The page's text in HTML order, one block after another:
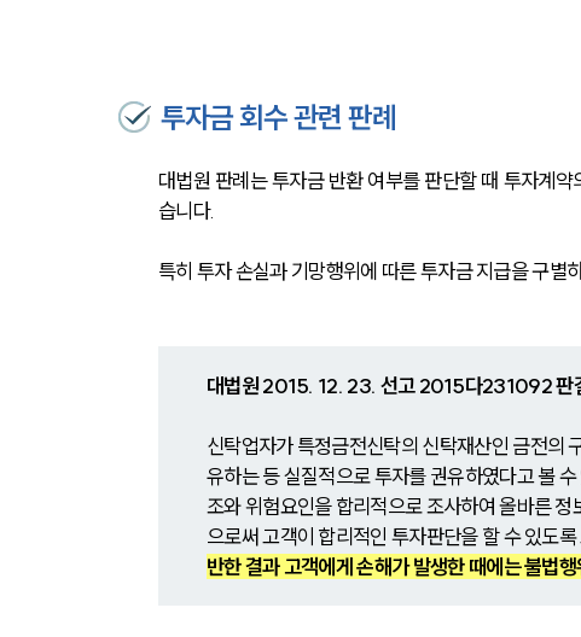
투자금 회수 관련 판례
대법원 판례는 투자금 반환 여부를 판단할 때 투자계
습니다.
특히 투자 손실과 기망행위에 따른 투자금 지급을 구별
대법원 2015. 12. 23. 선고 2015다231092 판
신탁업자가 특정금전신탁의 신탁재산인 금전의
유하는 등 실질적으로 투자를 권유하였다고 볼
조와 위험요인을 합리적으로 조사하여 올바른
으로써 고객이 합리적인 투자판단을 할 수 있도
반한 결과 고객에게 손해가 발생한 때에는 불법